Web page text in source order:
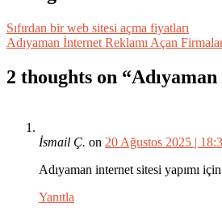
Sıfırdan bir web sitesi açma fiyatları
Adıyaman İnternet Reklamı Açan
2 thoughts on “
İsmail Ç. on 20 Ağustos 2025 |
Adıyaman internet sitesi yapımı
Yanıtla